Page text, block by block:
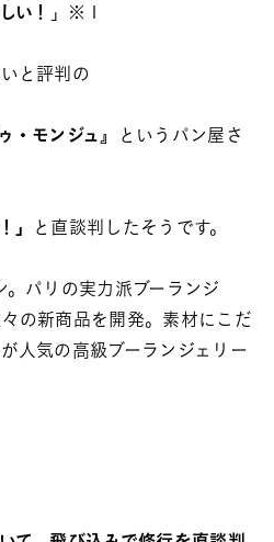
い！ 」※１
と評判の
・モンジュ』というパン屋さ
」 と直談判したそうです。
パリの実力派ブーランジ
の新商品を開発。素材にこだ
人気の高級ブーランジェリー